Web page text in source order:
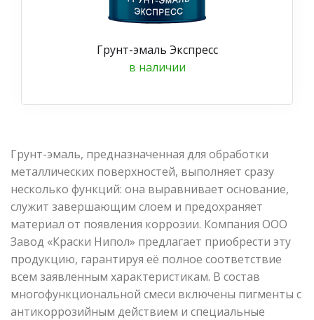
Грунт-эмаль Экспресс
в наличии
Грунт-эмаль, предназначенная для обработки
металлических поверхностей, выполняет сразу
несколько функций: она выравнивает основание,
служит завершающим слоем и предохраняет
материал от появления коррозии. Компания ООО
Завод «Краски Нипол» предлагает приобрести эту
продукцию, гарантируя её полное соответствие
всем заявленным характеристикам. В состав
многофункциональной смеси включены пигменты с
антикоррозийным действием и специальные